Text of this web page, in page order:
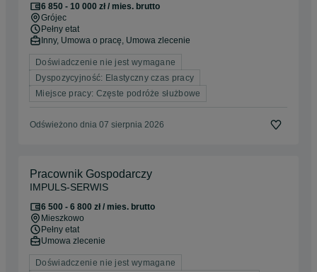
6 850 - 10 000 zł / mies. brutto
Grójec
Pełny etat
Inny, Umowa o pracę, Umowa zlecenie
Doświadczenie nie jest wymagane
Dyspozycyjność: Elastyczny czas pracy
Miejsce pracy: Częste podróże służbowe
Odświeżono dnia 07 sierpnia 2026
Pracownik Gospodarczy
IMPULS-SERWIS
6 500 - 6 800 zł / mies. brutto
Mieszkowo
Pełny etat
Umowa zlecenie
Doświadczenie nie jest wymagane